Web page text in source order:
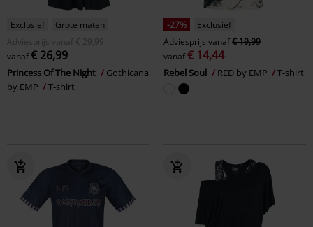
Exclusief
Grote maten
Adviesprijs
vanaf € 29,99
vanaf€ 26,99
Princess Of The Night
Gothicana
by EMP
T-shirt
-27%
Exclusief
Adviesprijs vanaf€ 19,99
vanaf€ 14,44
Rebel Soul RED by EMP T-shirt